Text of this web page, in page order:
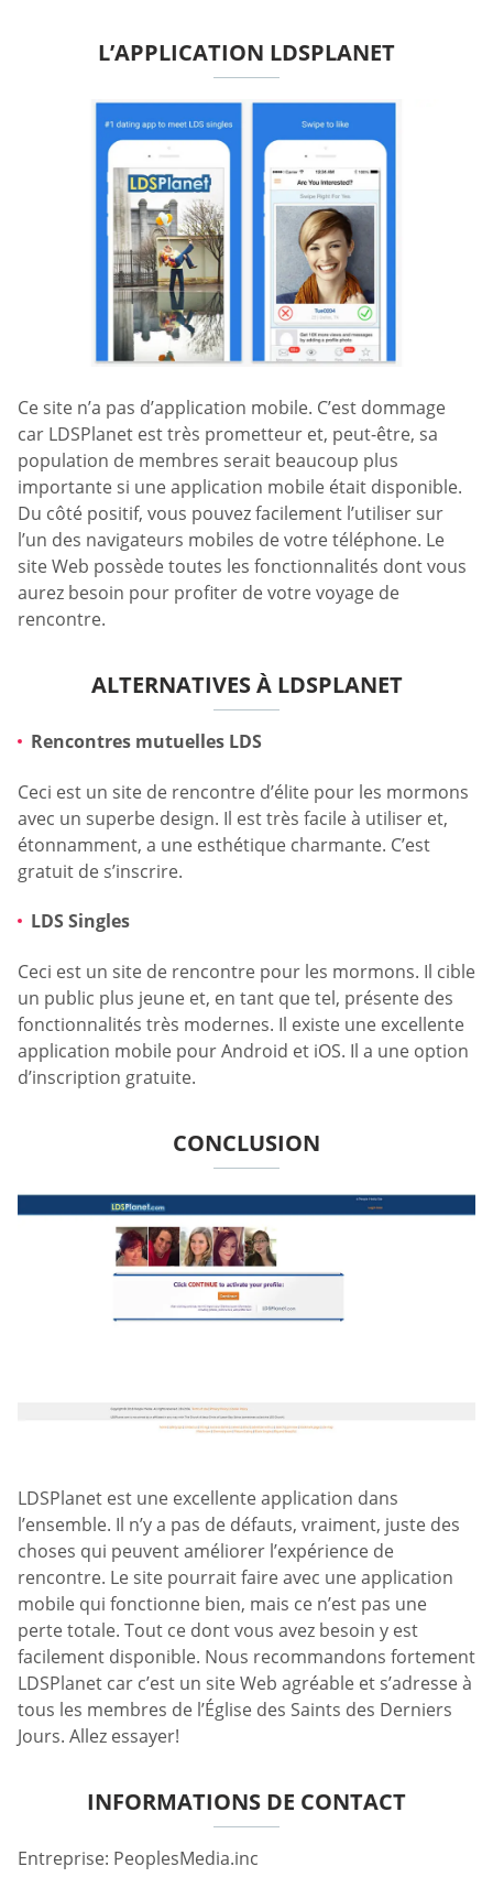
L’APPLICATION LDSPLANET
Ce site n’a pas d’application mobile. C’est dommage
car LDSPlanet est très prometteur et, peut-être, sa
population de membres serait beaucoup plus
importante si une application mobile était disponible.
Du côté positif, vous pouvez facilement l’utiliser sur
l’un des navigateurs mobiles de votre téléphone. Le
site Web possède toutes les fonctionnalités dont vous
aurez besoin pour profiter de votre voyage de
rencontre.
ALTERNATIVES À LDSPLANET
Rencontres mutuelles LDS
Ceci est un site de rencontre d’élite pour les mormons
avec un superbe design. Il est très facile à utiliser et,
étonnamment, a une esthétique charmante. C’est
gratuit de s’inscrire.
LDS Singles
Ceci est un site de rencontre pour les mormons. Il cible
un public plus jeune et, en tant que tel, présente des
fonctionnalités très modernes. Il existe une excellente
application mobile pour Android et iOS. Il a une option
d’inscription gratuite.
CONCLUSION
LDSPlanet est une excellente application dans
l’ensemble. Il n’y a pas de défauts, vraiment, juste des
choses qui peuvent améliorer l’expérience de
rencontre. Le site pourrait faire avec une application
mobile qui fonctionne bien, mais ce n’est pas une
perte totale. Tout ce dont vous avez besoin y est
facilement disponible. Nous recommandons fortement
LDSPlanet car c’est un site Web agréable et s’adresse à
tous les membres de l’Église des Saints des Derniers
Jours. Allez essayer!
INFORMATIONS DE CONTACT
Entreprise: PeoplesMedia.inc